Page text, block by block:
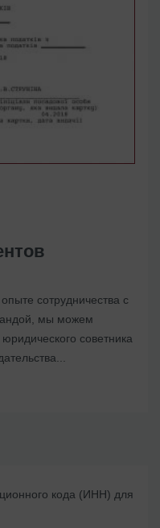
сотрудничества с
мы можем
советника
кода (ИНН) для